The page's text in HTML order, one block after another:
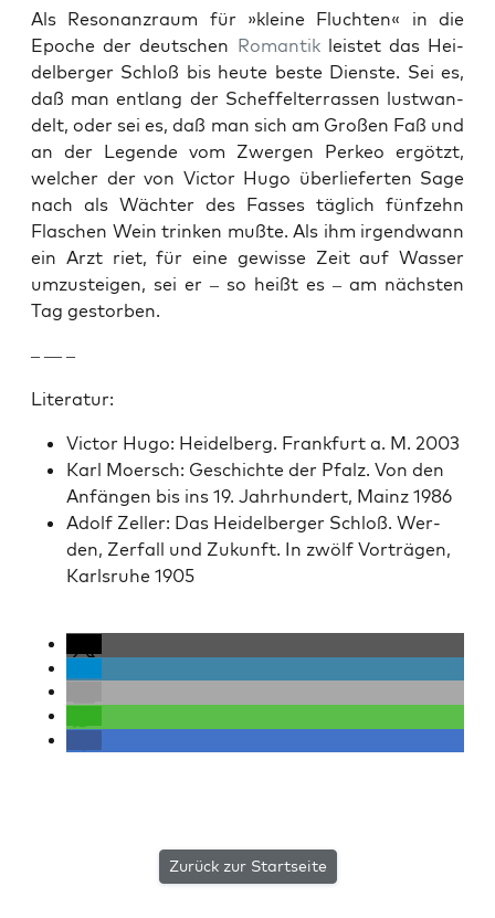
Als Res­o­nanzraum für »kleine Flucht­en« in die
Epoche der deutschen Roman­tikleis­tet das Hei­
del­berg­er Schloß bis heute beste Dien­ste. Sei es,
daß man ent­lang der Schef­fel­ter­rassen lust­wan­
delt, oder sei es, daß man sich am Großen Faß und
an der Leg­ende vom Zwer­gen Perkeo ergötzt,
welch­er der von Vic­tor Hugo über­liefer­ten Sage
nach als Wächter des Fass­es täglich fün­fzehn
Flaschen Wein trinken mußte. Als ihm irgend­wann
ein Arzt riet, für eine gewisse Zeit auf Wass­er
umzusteigen, sei er – so heißt es – am näch­sten
Tag gestor­ben.
– — –
Lit­er­atur:
Vic­tor Hugo: Hei­del­berg. Frank­furt a. M. 2003
Karl Moer­sch: Geschichte der Pfalz. Von den
Anfän­gen bis ins 19. Jahrhun­dert, Mainz 1986
Adolf Zeller: Das Hei­del­berg­er Schloß. Wer­
den, Zer­fall und Zukun­ft. In zwölf Vorträ­gen,
Karl­sruhe 1905
Zurück zur Startseite